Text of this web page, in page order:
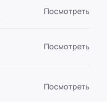
Посмотреть
Посмотреть
Посмотреть